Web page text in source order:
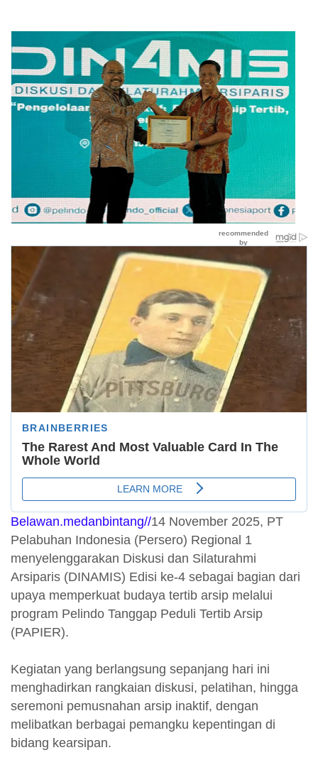
Belawan.medanbintang//14 November 2025, PT
Pelabuhan Indonesia (Persero) Regional 1
menyelenggarakan Diskusi dan Silaturahmi
Arsiparis (DINAMIS) Edisi ke-4 sebagai bagian dari
upaya memperkuat budaya tertib arsip melalui
program Pelindo Tanggap Peduli Tertib Arsip
(PAPIER).
Kegiatan yang berlangsung sepanjang hari ini
menghadirkan rangkaian diskusi, pelatihan, hingga
seremoni pemusnahan arsip inaktif, dengan
melibatkan berbagai pemangku kepentingan di
bidang kearsipan.